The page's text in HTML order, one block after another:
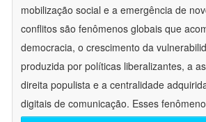
mobilização social e a emergência de
conflitos são fenômenos globais que
democracia, o crescimento da
produzida por políticas liberalizantes, a
direita populista e a centralidade
digitais de comunicação. Esses